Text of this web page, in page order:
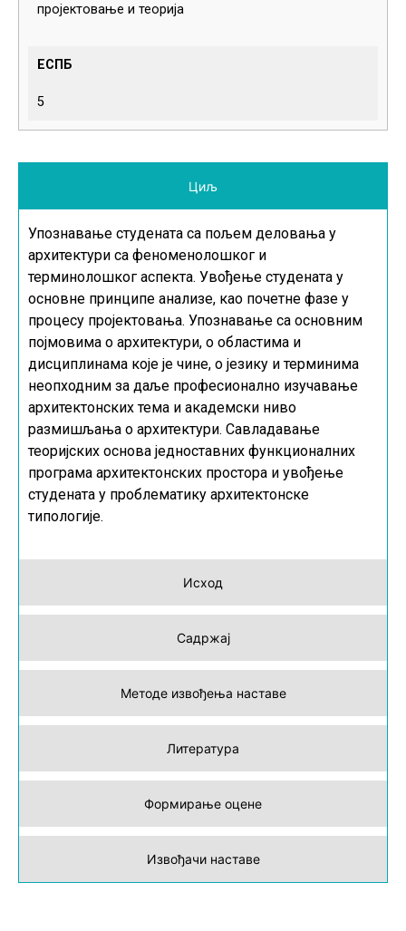
пројектовање и теорија
ЕСПБ
5
Циљ
Исход
Садржај
Методе извођења наставе
Литература
Формирање оцене
Извођачи наставе
Упознавање студената са пољем деловања у
архитектури са феноменолошког и
терминолошког аспекта. Увођење студената у
основне принципе анализе, као почетне фазе у
процесу пројектовања. Упознавање са основним
појмовима о архитектури, о областима и
дисциплинама које је чине, о језику и терминима
неопходним за даље професионално изучавање
архитектонских тема и академски ниво
размишљања о архитектури. Савладавање
теоријских основа једноставних функционалних
програма архитектонских простора и увођење
студената у проблематику архитектонске
типологије.